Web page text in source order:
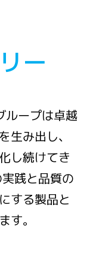
ー
ループは卓越
生み出し、
し続けてき
践と品質の
する製品と
す。